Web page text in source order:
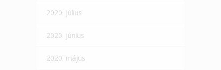
2020. július
2020. június
2020. május